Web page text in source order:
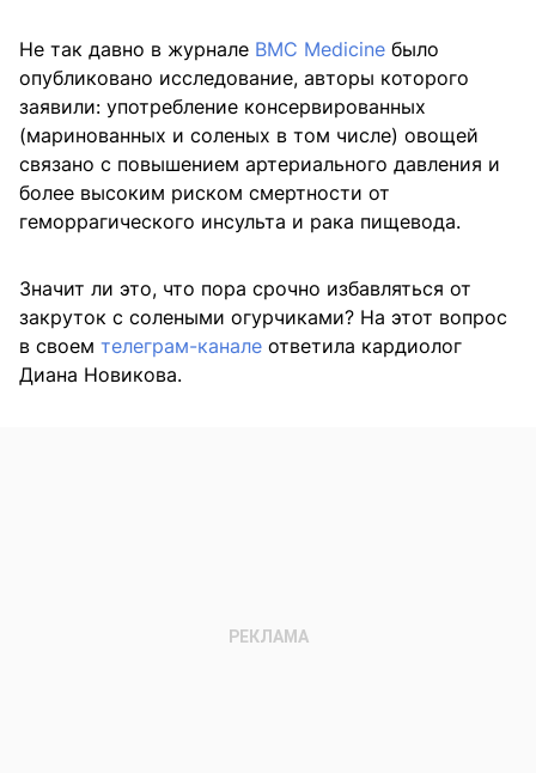
Не так давно в журнале BMC Medicine было
опубликовано исследование, авторы которого
заявили: употребление консервированных
(маринованных и соленых в том числе) овощей
связано с повышением артериального давления и
более высоким риском смертности от
геморрагического инсульта и рака пищевода.
Значит ли это, что пора срочно избавляться от
закруток с солеными огурчиками? На этот вопрос
в своем телеграм-канале ответила кардиолог
Диана Новикова.